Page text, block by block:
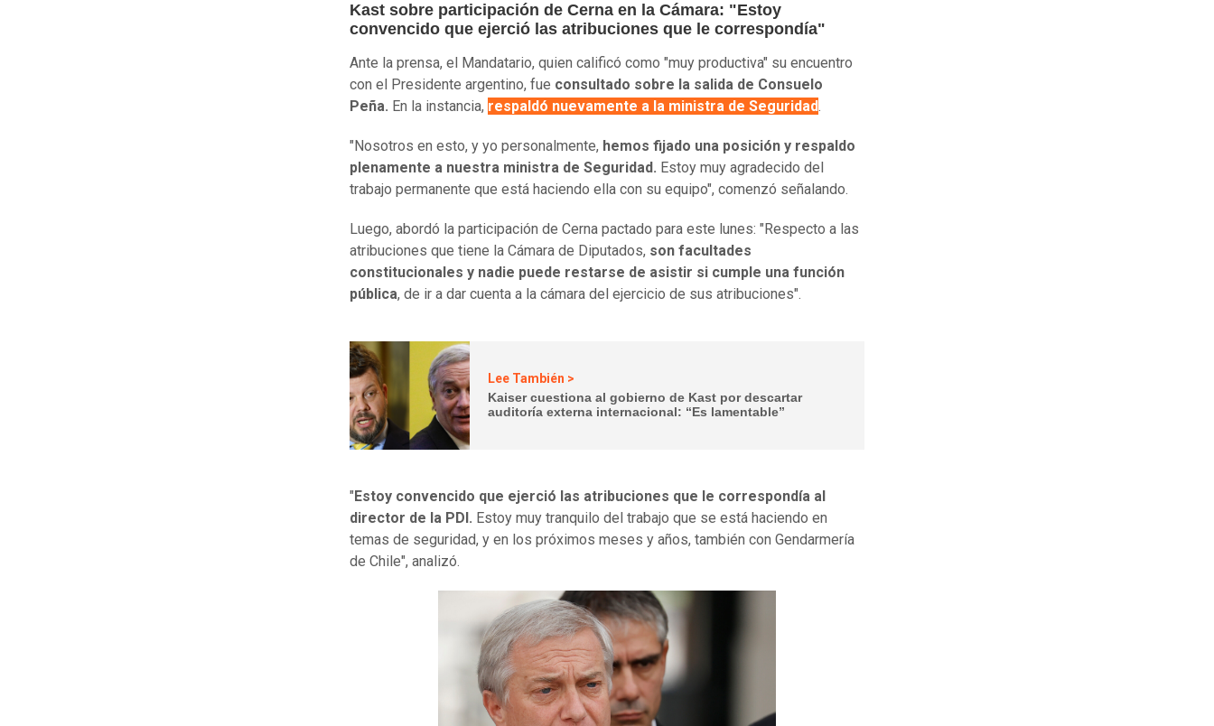
Kast sobre participación de Cerna en la Cámara: "Estoy
convencido que ejerció las atribuciones que le correspondía"
Ante la prensa, el Mandatario, quien calificó como "muy productiva" su encuentro
con el Presidente argentino, fue consultado sobre la salida de Consuelo
Peña. En la instancia, respaldó nuevamente a la ministra de Seguridad.
"Nosotros en esto, y yo personalmente, hemos fijado una posición y respaldo
plenamente a nuestra ministra de Seguridad. Estoy muy agradecido del
trabajo permanente que está haciendo ella con su equipo", comenzó señalando.
Luego, abordó la participación de Cerna pactado para este lunes: "Respecto a las
atribuciones que tiene la Cámara de Diputados, son facultades
constitucionales y nadie puede restarse de asistir si cumple una función
pública, de ir a dar cuenta a la cámara del ejercicio de sus atribuciones".
Lee También >
Kaiser cuestiona al gobierno de Kast por descartar
auditoría externa internacional: “Es lamentable”
"Estoy convencido que ejerció las atribuciones que le correspondía al
director de la PDI. Estoy muy tranquilo del trabajo que se está haciendo en
temas de seguridad, y en los próximos meses y años, también con Gendarmería
de Chile", analizó.